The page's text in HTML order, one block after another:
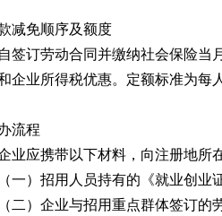
减免顺序及额度
订劳动合同并缴纳社会保险当月
企业所得税优惠。定额标准为每
流程
应携带以下材料，向注册地所在
）招用人员持有的《就业创业证
）企业与招用重点群体签订的劳